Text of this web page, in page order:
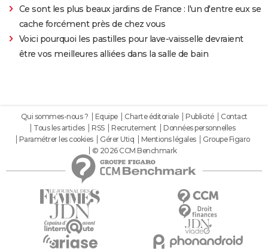
Ce sont les plus beaux jardins de France : l'un d'entre eux se
cache forcément près de chez vous
Voici pourquoi les pastilles pour lave-vaisselle devraient
être vos meilleures alliées dans la salle de bain
Qui sommes-nous ? Equipe Charte éditoriale Publicité
Contact
Tous les articles
RSS Recrutement
Données personnelles
Paramétrer les cookies
Gérer Utiq Mentions légales
Groupe Figaro
© 2026 CCM Benchmark